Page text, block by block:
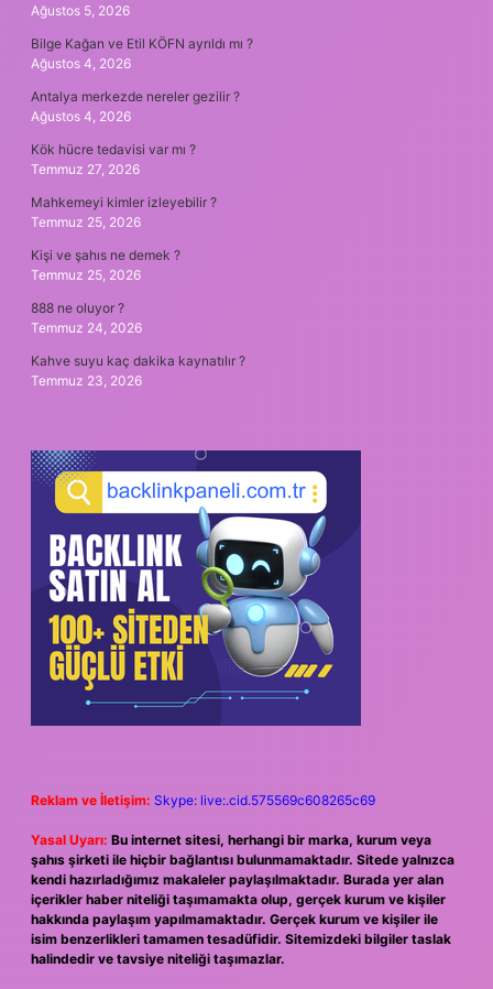
Ağustos 5, 2026
Bilge Kağan ve Etil KÖFN ayrıldı mı ?
Ağustos 4, 2026
Antalya merkezde nereler gezilir ?
Ağustos 4, 2026
Kök hücre tedavisi var mı ?
Temmuz 27, 2026
Mahkemeyi kimler izleyebilir ?
Temmuz 25, 2026
Kişi ve şahıs ne demek ?
Temmuz 25, 2026
888 ne oluyor ?
Temmuz 24, 2026
Kahve suyu kaç dakika kaynatılır ?
Temmuz 23, 2026
Reklam ve İletişim: Skype: live:.cid.575569c608265c69
Yasal Uyarı: Bu internet sitesi, herhangi bir marka, kurum veya
şahıs şirketi ile hiçbir bağlantısı bulunmamaktadır. Sitede yalnızca
kendi hazırladığımız makaleler paylaşılmaktadır. Burada yer alan
içerikler haber niteliği taşımamakta olup, gerçek kurum ve kişiler
hakkında paylaşım yapılmamaktadır. Gerçek kurum ve kişiler ile
isim benzerlikleri tamamen tesadüfidir. Sitemizdeki bilgiler taslak
halindedir ve tavsiye niteliği taşımazlar.